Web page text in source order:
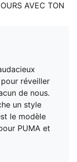
AVEC TON
réveiller
de nous.
un style
le modèle
PUMA et